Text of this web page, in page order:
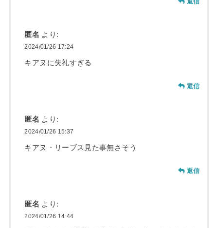
匿名 より:
2024/01/26 17:24
キアヌに失礼すぎる
返信
匿名 より:
2024/01/26 15:37
キアヌ・リーブス見た事無さそう
返信
匿名 より:
2024/01/26 14:44